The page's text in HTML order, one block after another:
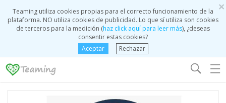
×
Teaming utiliza cookies propias para el correcto funcionamiento de la
plataforma. NO utiliza cookies de publicidad. Lo que sí utiliza son cookies
de terceros para la medición (haz click aquí para leer más), ¿deseas
consentir estas cookies?
Aceptar
Rechazar
☰